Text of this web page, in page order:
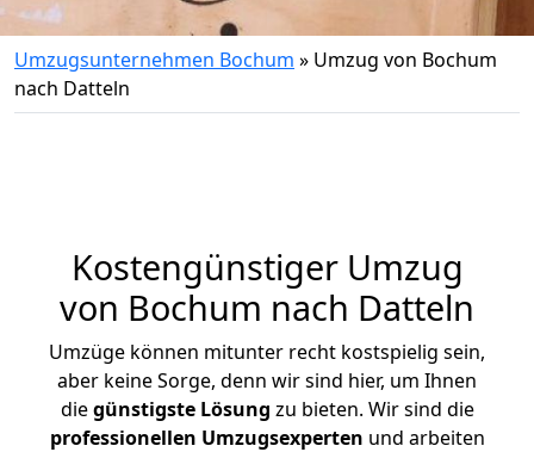
Umzugsunternehmen Bochum » Umzug von Bochum
nach Datteln
Kostengünstiger Umzug
von Bochum nach Datteln
Umzüge können mitunter recht kostspielig sein,
aber keine Sorge, denn wir sind hier, um Ihnen
diegünstigste Lösung zu bieten. Wir sind die
professionellen Umzugsexperten und arbeiten